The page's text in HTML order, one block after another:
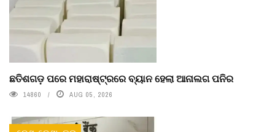
ଛତିଶଗଡ଼ ପରେ ମହାରାଷ୍ଟ୍ରରେ ବ୍ୟାନ ହେଲା ଆନାଲଗ ପନିର
14860 AUG 05, 2026